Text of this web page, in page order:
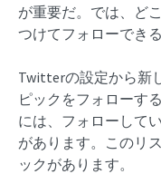
が重要だ。では、ど
つけてフォローでき
Twitterの設定から新
ピックをフォローす
には、フォローして
があります。このリ
ックがあります。